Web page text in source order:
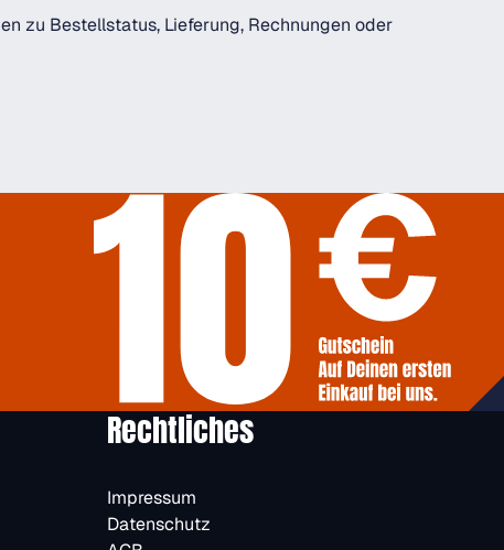
zu Bestellstatus, Lieferung, Rechnungen oder
Rechtliches
Impressum
Datenschutz